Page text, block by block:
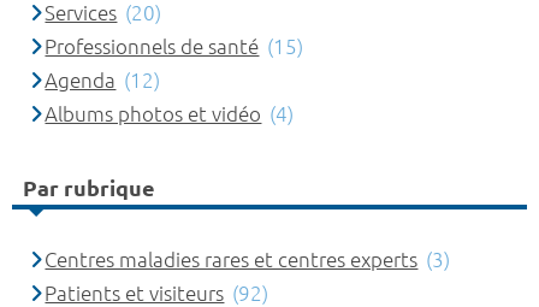
Services (20)
Professionnels de santé (15)
Agenda (12)
Albums photos et vidéo (4)
Par rubrique
Centres maladies rares et centres experts (3)
Patients et visiteurs (92)